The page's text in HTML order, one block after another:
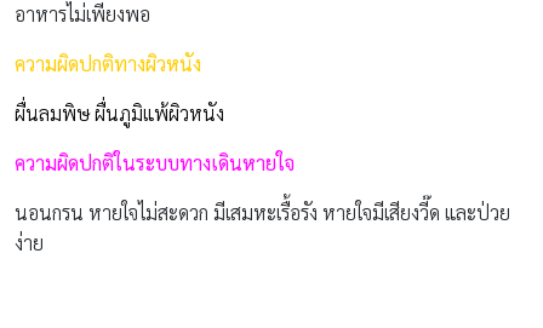
อาหารไม่เพียงพอ
ความผิดปกติทางผิวหนัง
ผื่นลมพิษ ผื่นภูมิแพ้ผิวหนัง
ความผิดปกติในระบบทางเดินหายใจ
นอนกรน หายใจไม่สะดวก มีเสมหะเรื้อรัง หายใจมีเสียงวี๊ด และป่วย
ง่าย